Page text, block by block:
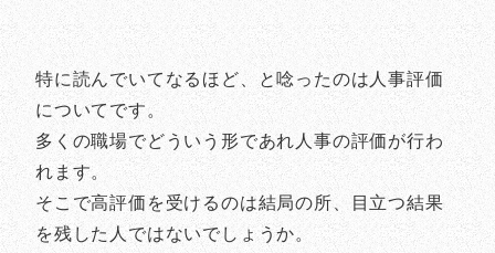
特に読んでいてなるほど、と唸ったのは人事評価
についてです。
多くの職場でどういう形であれ人事の評価が行わ
れます。
そこで高評価を受けるのは結局の所、目立つ結果
を残した人ではないでしょうか。